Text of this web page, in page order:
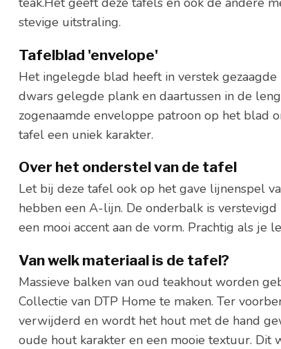
stevige uitstraling.
Tafelblad 'envelope'
Het ingelegde blad heeft in verstek
dwars gelegde plank en daartussen in de
zogenaamde enveloppe patroon op het blad
tafel een uniek karakter.
Over het onderstel van de tafel
Let bij deze tafel ook op het gave lijnenspel
hebben een A-lijn. De onderbalk is
een mooi accent aan de vorm. Prachtig als je
Van welk materiaal is de tafel?
Massieve balken van oud teakhout worden
Collectie van DTP Home te maken. Ter
verwijderd en wordt het hout met de hand
oude hout karakter en een mooie textuur.